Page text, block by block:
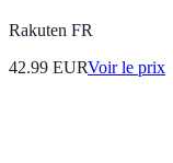
Rakuten FR
42.99 EURVoir le prix